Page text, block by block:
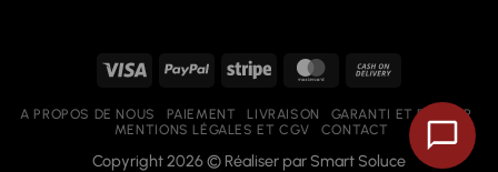
Visa PayPal Stripe MasterCard
Delivery
A PROPOS DE NOUS PAIEMENT LIVRAISON
GARANTI ET RETOUR
MENTIONS LÉGALES ET CGV
CONTACT
Copyright 2026 © Réaliser parSmart Soluce